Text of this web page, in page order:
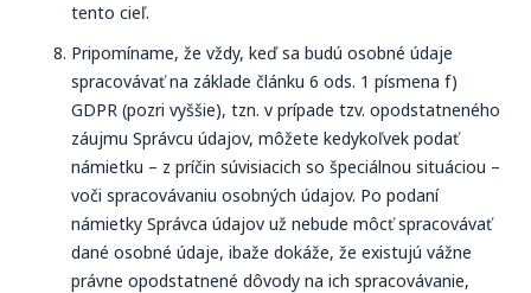
tento cieľ.
Pripomíname, že vždy, keď sa budú osobné údaje
spracovávať na základe článku 6 ods. 1 písmena f)
GDPR (pozri vyššie), tzn. v prípade tzv. opodstatneného
záujmu Správcu údajov, môžete kedykoľvek podať
námietku – z príčin súvisiacich so špeciálnou situáciou –
voči spracovávaniu osobných údajov. Po podaní
námietky Správca údajov už nebude môcť spracovávať
dané osobné údaje, ibaže dokáže, že existujú vážne
právne opodstatnené dôvody na ich spracovávanie,